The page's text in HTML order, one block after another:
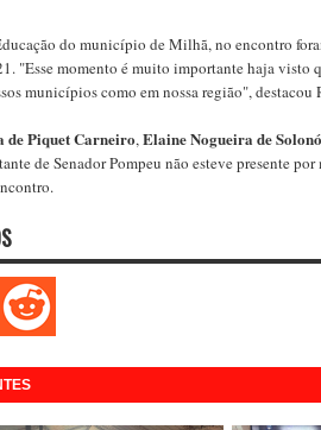
do município de Milhã, no encontro
"Esse momento é muito importante haja visto
municípios como em nossa região", destacou
de Piquet Carneiro,Elaine Nogueira de
de Senador Pompeu não esteve presente